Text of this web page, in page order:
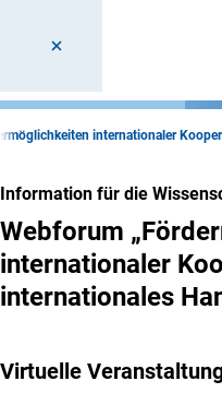
internationaler
Information für die
Webforum
internationaler
internationales
Virtuelle